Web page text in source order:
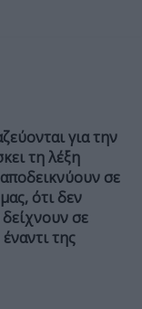
για την
τη λέξη
σε
ότι δεν
σε
της